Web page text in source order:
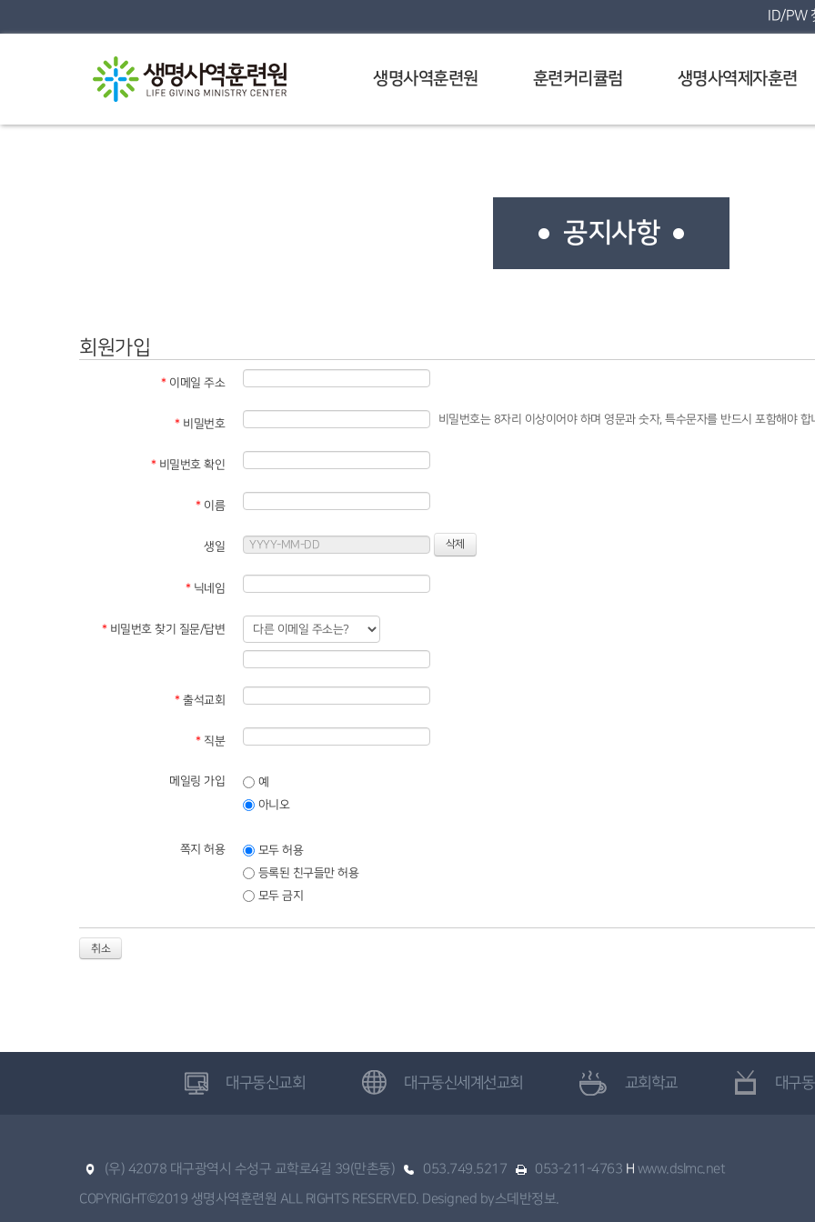
ID/PW
생명사역훈련원 훈련커리큘럼 생명사역제자훈련
공지사항
회원가입
*이메일 주소
*비밀번호 비밀번호는 8자리 이상이어야 하며 영문과 숫자, 특수문자를 반드시 포함해야 합
*비밀번호 확인
*이름
생일
*닉네임
*비밀번호 찾기 질문/답변
*출석교회
*직분
메일링 가입
예
아니오
쪽지 허용
모두 허용
등록된 친구들만 허용
모두 금지
취소
대구동신교회 대구동신세계선교회 교회학교 대구
(우) 42078 대구광역시 수성구 교학로4길 39(만촌동) 053.749.5217 053-211-4763 H www.dslmc.net
COPYRIGHT©2019 생명사역훈련원 ALL RIGHTS RESERVED. Designed by스데반정보.